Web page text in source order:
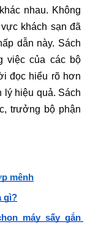
nhau. Không
khách sạn đã
dẫn này. Sách
việc của các bộ
đọc hiểu rõ hơn
lý hiệu quả. Sách
trưởng bộ phận
mệnh
gì?
máy sấy gắn